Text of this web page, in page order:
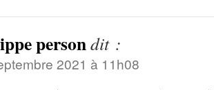
persondit :
2021 à 11h08